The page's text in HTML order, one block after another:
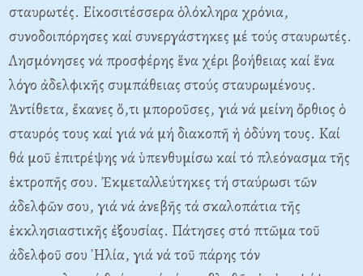
σταυρωτές. Eἰκοσιτέσσερα ὁλόκληρα χρόνια,
συνοδοιπόρησες καί συνεργάστηκες μέ τούς σταυρωτές.
Λησμόνησες νά προσφέρης ἕνα χέρι βοήθειας καί ἕνα
λόγο ἀδελφικῆς συμπάθειας στούς σταυρωμένους.
Ἀντίθετα, ἔκανες ὅ,τι μποροῦσες, γιά νά μείνη ὄρθιος ὁ
σταυρός τους καί γιά νά μή διακοπῆ ἡ ὀδύνη τους. Kαί
θά μοῦ ἐπιτρέψης νά ὑπενθυμίσω καί τό πλεόνασμα τῆς
ἐκτροπῆς σου. Ἐκμεταλλεύτηκες τή σταύρωσι τῶν
ἀδελφῶν σου, γιά νά ἀνεβῆς τά σκαλοπάτια τῆς
ἐκκλησιαστικῆς ἐξουσίας. Πάτησες στό πτῶμα τοῦ
ἀδελφοῦ σου ᾽Hλία, γιά νά τοῦ πάρης τόν